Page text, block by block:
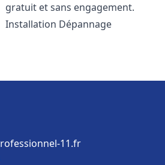
gratuit et sans engagement.
Installation Dépannage
11.fr